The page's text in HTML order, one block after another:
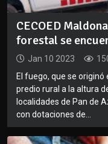
CECOED
forestal se
Jan 10 2023
El fuego, que se
predio rural a la altura
localidades de Pan de
con dotaciones de...